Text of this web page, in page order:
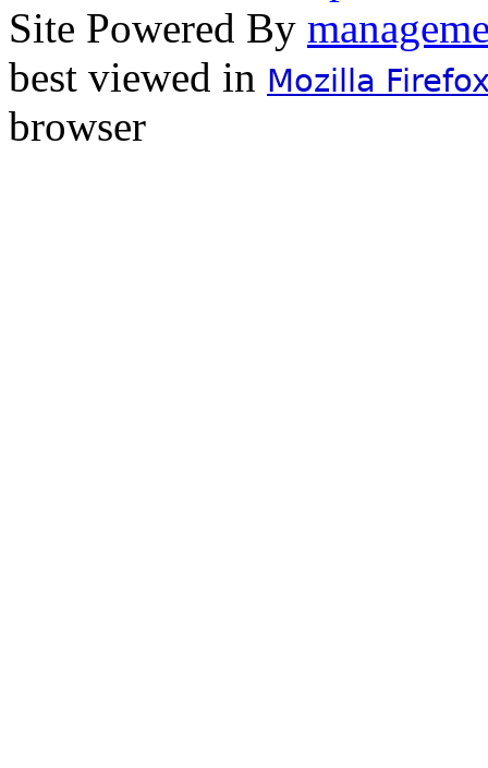
Site Powered By
best viewed in Mozilla
browser